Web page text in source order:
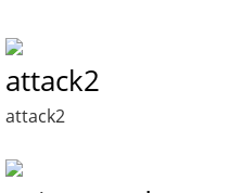
attack2
attack2